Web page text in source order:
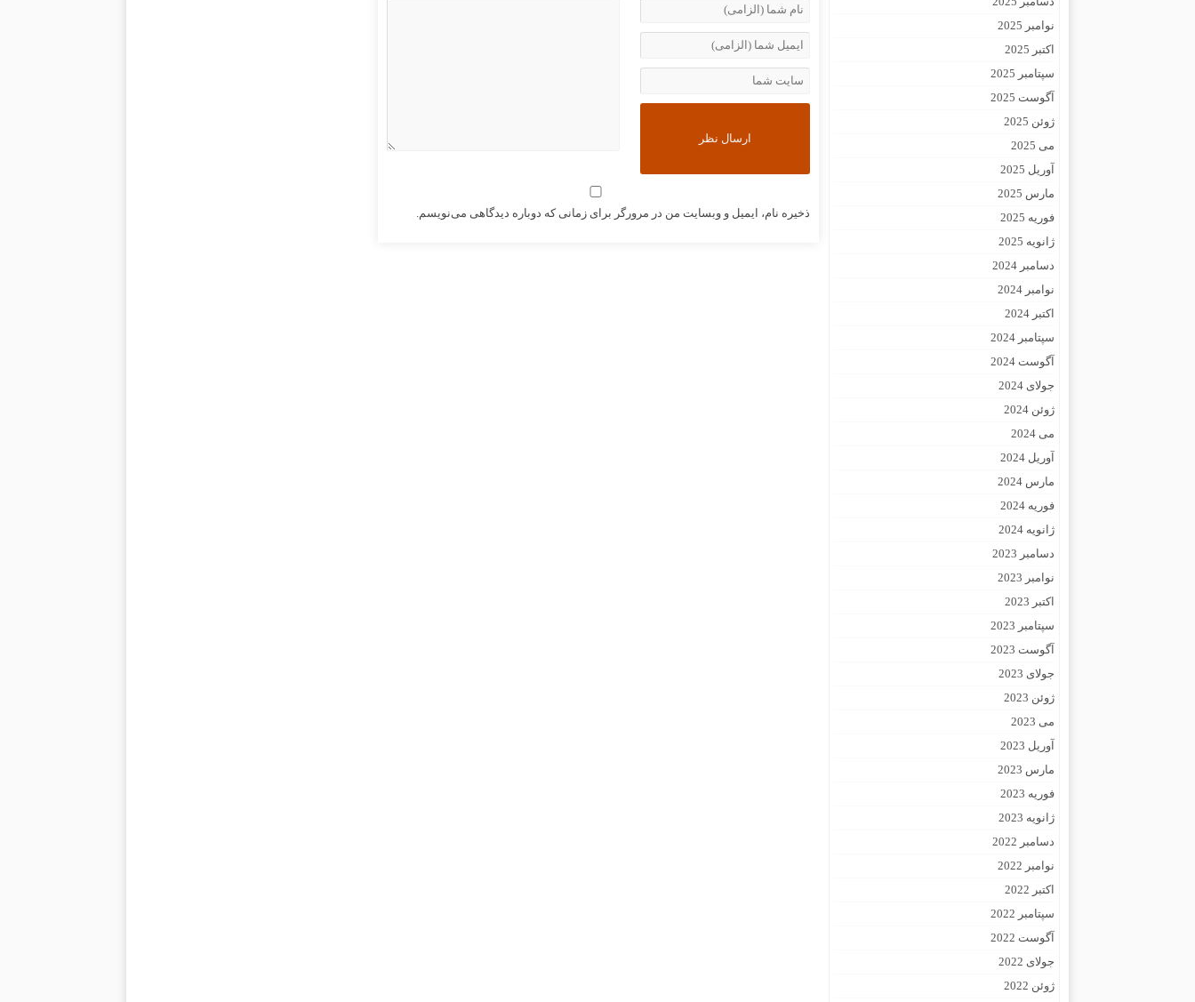
ذخیره نام، ایمیل و وبسایت من در مرورگر برای زمانی که دوباره دیدگاهی می‌نویسم.
نوامبر 2025
اکتبر 2025
سپتامبر 2025
آگوست 2025
ژوئن 2025
می 2025
آوریل 2025
مارس 2025
فوریه 2025
ژانویه 2025
دسامبر 2024
نوامبر 2024
اکتبر 2024
سپتامبر 2024
آگوست 2024
جولای 2024
ژوئن 2024
می 2024
آوریل 2024
مارس 2024
فوریه 2024
ژانویه 2024
دسامبر 2023
نوامبر 2023
اکتبر 2023
سپتامبر 2023
آگوست 2023
جولای 2023
ژوئن 2023
می 2023
آوریل 2023
مارس 2023
فوریه 2023
ژانویه 2023
دسامبر 2022
نوامبر 2022
اکتبر 2022
سپتامبر 2022
آگوست 2022
جولای 2022
ژوئن 2022